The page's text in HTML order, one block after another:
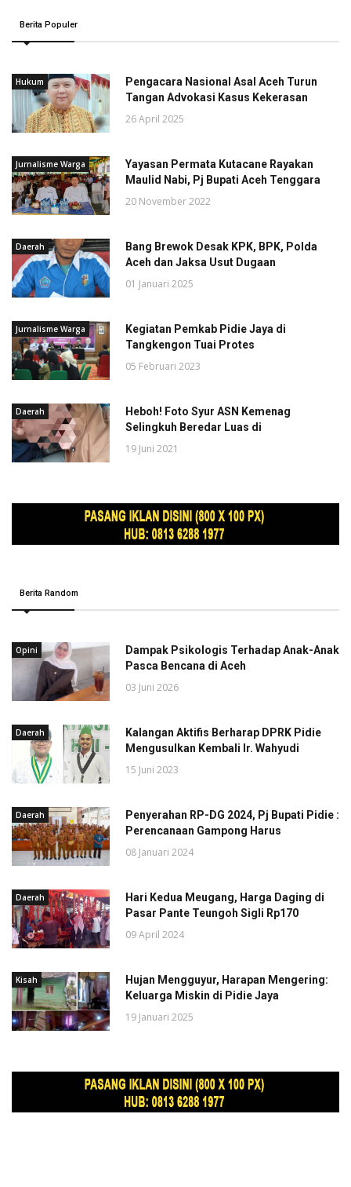
Berita Populer
Hukum
Pengacara Nasional Asal Aceh Turun
Tangan Advokasi Kasus Kekerasan
26 April 2025
Jurnalisme Warga
Yayasan Permata Kutacane Rayakan
Maulid Nabi, Pj Bupati Aceh Tenggara
20 November 2022
Daerah
Bang Brewok Desak KPK, BPK, Polda
Aceh dan Jaksa Usut Dugaan
01 Januari 2025
Jurnalisme Warga
Kegiatan Pemkab Pidie Jaya di
Tangkengon Tuai Protes
05 Februari 2023
Daerah
Heboh! Foto Syur ASN Kemenag
Selingkuh Beredar Luas di
19 Juni 2021
Berita Random
Opini
Dampak Psikologis Terhadap Anak-Anak
Pasca Bencana di Aceh
03 Juni 2026
Daerah
Kalangan Aktifis Berharap DPRK Pidie
Mengusulkan Kembali Ir. Wahyudi
15 Juni 2023
Daerah
Penyerahan RP-DG 2024, Pj Bupati Pidie :
Perencanaan Gampong Harus
08 Januari 2024
Daerah
Hari Kedua Meugang, Harga Daging di
Pasar Pante Teungoh Sigli Rp170
09 April 2024
Kisah
Hujan Mengguyur, Harapan Mengering:
Keluarga Miskin di Pidie Jaya
19 Januari 2025